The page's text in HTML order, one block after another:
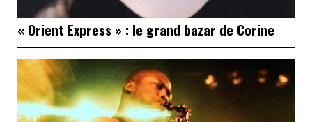
« Orient Express » : le grand bazar de Corine